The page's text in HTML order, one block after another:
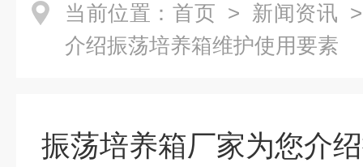
当前位置： 首页 > 新闻资讯
介绍振荡培养箱维护使用要素
振荡培养箱厂家为您介